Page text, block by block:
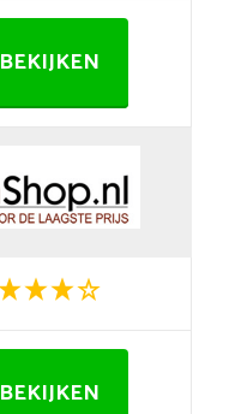
BEKIJKEN
BEKIJKEN